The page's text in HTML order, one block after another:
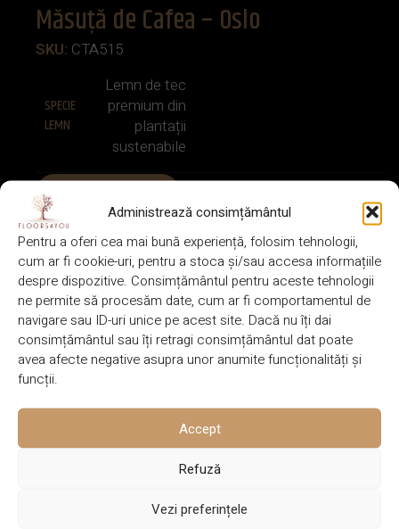
Administrează consimțământul
Pentru a oferi cea mai bună experiență, folosim tehnologii,
cum ar fi cookie-uri, pentru a stoca și/sau accesa informațiile
despre dispozitive. Consimțământul pentru aceste tehnologii
ne permite să procesăm date, cum ar fi comportamentul de
navigare sau ID-uri unice pe acest site. Dacă nu îți dai
consimțământul sau îți retragi consimțământul dat poate
avea afecte negative asupra unor anumite funcționalități și
funcții.
Accept
Refuză
Vezi preferințele
Măsuță de Cafea – Oslo
SKU: CTA515
SPECIE
LEMN
Lemn de tec
premium din
plantații
sustenabile
VINO IN SHOWROOM
DESCRIERE
Măsuța de Cafea pentru Exterior Oslo este caracterizată prin
design modern și linii elegante. Fabricată din tec de plantație
premium, oferă durabilitate și un aspect natural rafinat, fiind
ideală pentru amenajările exterioare.
premium din
plantații
DIMENSIUNE